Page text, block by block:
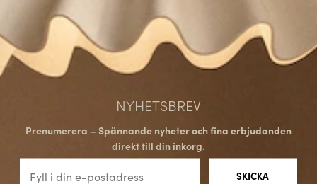
NYHETSBREV
Prenumerera – Spännande nyheter och fina erbjudanden
direkt till din inkorg.